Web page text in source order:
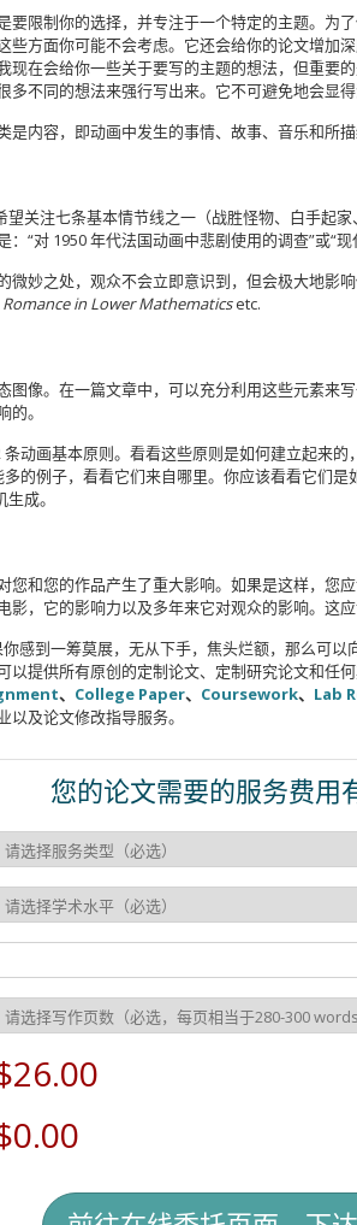
限制你的选择，并专注于一个特定的主题。
方面你可能不会考虑。它还会给你的论文增加
在会给你一些关于要写的主题的想法，但重要
不同的想法来强行写出来。它不可避免地会显得
内容，即动画中发生的事情、故事、音乐和所
关注七条基本情节线之一（战胜怪物、白手起
“对 1950 年代法国动画中悲剧使用的调查”或“
妙之处，观众不会立即意识到，但会极大地影
in Lower Mathematicsetc.
像。在一篇文章中，可以充分利用这些元素来
。
动画基本原则。看看这些原则是如何建立起来
的例子，看看它们来自哪里。你应该看看它们
成。
和您的作品产生了重大影响。如果是这样，您
，它的影响力以及多年来它对观众的影响。这
感到一筹莫展，无从下手，焦头烂额，那么可以
提供所有原创的定制论文、定制研究论文和任
、 College Paper、 Coursework、 Lab
及论文修改指导服务。
您的论文需要的服务费用